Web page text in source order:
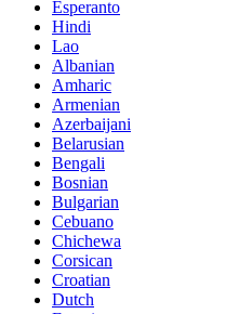
Esperanto
Hindi
Lao
Albanian
Amharic
Armenian
Azerbaijani
Belarusian
Bengali
Bosnian
Bulgarian
Cebuano
Chichewa
Corsican
Croatian
Dutch